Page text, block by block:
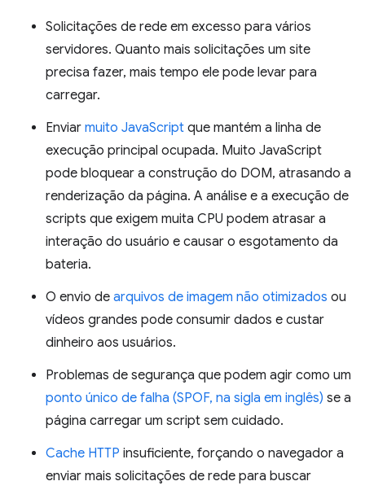
Solicitações de rede em excesso para vários
servidores. Quanto mais solicitações um site
precisa fazer, mais tempo ele pode levar para
carregar.
Enviar muito JavaScript que mantém a linha de
execução principal ocupada. Muito JavaScript
pode bloquear a construção do DOM, atrasando a
renderização da página. A análise e a execução de
scripts que exigem muita CPU podem atrasar a
interação do usuário e causar o esgotamento da
bateria.
O envio de arquivos de imagem não otimizados ou
vídeos grandes pode consumir dados e custar
dinheiro aos usuários.
Problemas de segurança que podem agir como um
ponto único de falha (SPOF, na sigla em inglês) se a
página carregar um script sem cuidado.
Cache HTTP insuficiente, forçando o navegador a
enviar mais solicitações de rede para buscar